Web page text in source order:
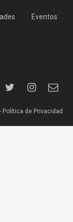
Eventos
Política de Privacidad